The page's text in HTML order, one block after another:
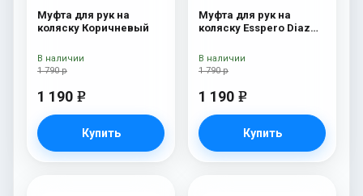
Муфта для рук на
коляску Коричневый
1 790 р
1 190 e
Купить
В наличии
Муфта для рук на
коляску Esspero Diaz
Chocolat
1 790 р
1 190 e
Купить
В наличии